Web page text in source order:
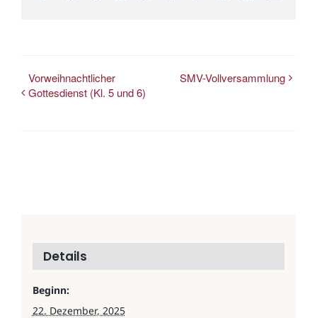
Vorweihnachtlicher
Gottesdienst (Kl. 5 und 6)
SMV-Vollversammlung
Details
Beginn:
22. Dezember, 2025